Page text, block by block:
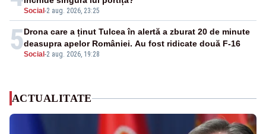
Social -2 aug. 2026, 23:25
5Social -2 aug. 2026, 19:28
Drona care a ținut Tulcea în alertă a zburat 20 de minute
deasupra apelor României. Au fost ridicate două F-16
ACTUALITATE